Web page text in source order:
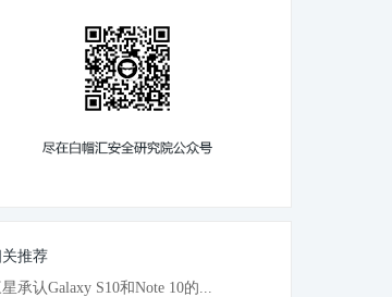
推荐
承认Galaxy S10和Note 10的...